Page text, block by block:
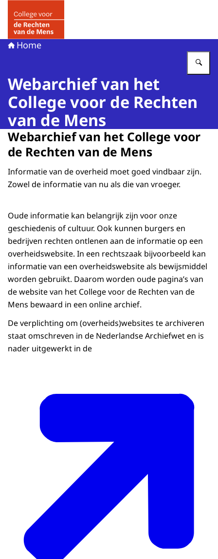
Home
Webarchief van het
College voor de Rechten
van de Mens
Webarchief van het College voor
de Rechten van de Mens
Informatie van de overheid moet goed vindbaar zijn.
Zowel de informatie van nu als die van vroeger.
Oude informatie kan belangrijk zijn voor onze
geschiedenis of cultuur. Ook kunnen burgers en
bedrijven rechten ontlenen aan de informatie op een
overheidswebsite. In een rechtszaak bijvoorbeeld kan
informatie van een overheidswebsite als bewijsmiddel
worden gebruikt. Daarom worden oude pagina’s van
de website van het College voor de Rechten van de
Mens bewaard in een online archief.
De verplichting om (overheids)websites te archiveren
staat omschreven in de Nederlandse Archiefwet en is
nader uitgewerkt in de